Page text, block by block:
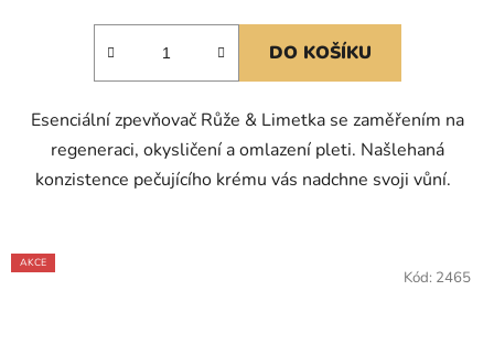
DO KOŠÍKU
Esenciální zpevňovač Růže & Limetka se zaměřením na
regeneraci, okysličení a omlazení pleti. Našlehaná
konzistence pečujícího krému vás nadchne svoji vůní.
AKCE
Kód: 2465